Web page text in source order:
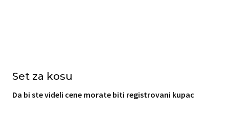
Set za kosu
Da bi ste videli cene morate biti registrovani kupac